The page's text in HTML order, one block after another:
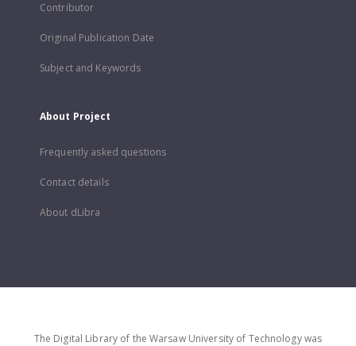
Contributor
Original Publication Date
Subject and Keywords
About Project
Frequently asked questions
Contact details
About dLibra
The Digital Library of the Warsaw University of Technology was